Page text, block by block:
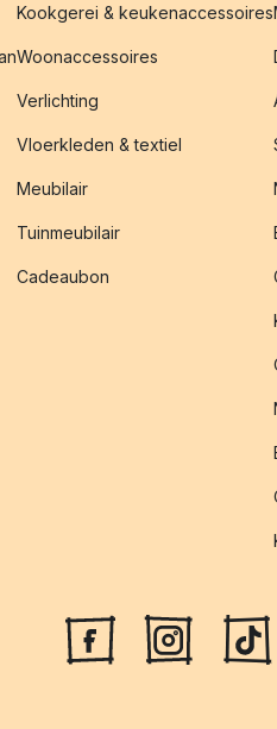
Kookgerei & keukenaccessoires
Woonaccessoires
Verlichting
Vloerkleden & textiel
Meubilair
Tuinmeubilair
Cadeaubon